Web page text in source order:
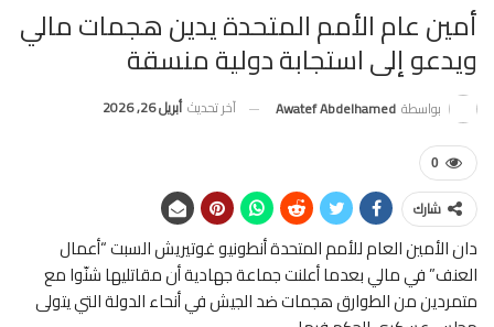
أمين عام الأمم المتحدة يدين هجمات مالي
ويدعو إلى استجابة دولية منسقة
بواسطة Awatef Abdelhamed آخر تحديث أبريل 26, 2026
0
شارك
دان الأمين العام للأمم المتحدة أنطونيو غوتيريش السبت “أعمال
العنف” في مالي بعدما أعلنت جماعة جهادية أن مقاتليها شنّوا مع
متمردين من الطوارق هجمات ضد الجيش في أنحاء الدولة التي يتولى